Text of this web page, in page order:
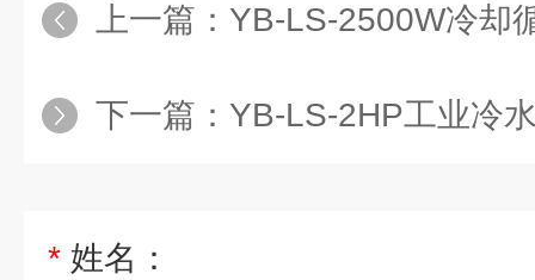
上一篇： YB-LS-2500W冷却
下一篇： YB-LS-2HP工业冷水机
* 姓名：